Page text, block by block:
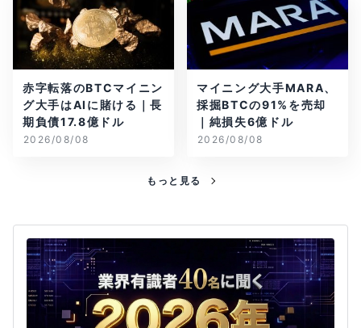
赤字転落のBTCマイニン
グ大手はAIに賭ける｜長
期負債17.8億ドル
2026/08/08
マイニング大手MARA、
採掘BTCの91%を売却
｜純損失6億ドル
2026/08/08
もっと見る